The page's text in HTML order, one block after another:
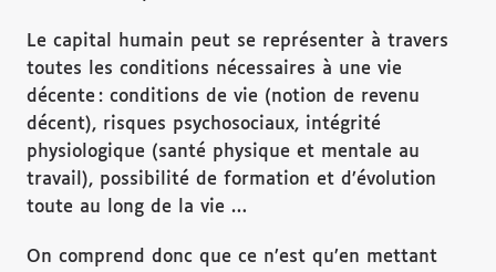
Le capital humain peut se représenter à travers
toutes les conditions nécessaires à une vie
décente : conditions de vie (notion de revenu
décent), risques psychosociaux, intégrité
physiologique (santé physique et mentale au
travail), possibilité de formation et d’évolution
toute au long de la vie …
On comprend donc que ce n’est qu’en mettant